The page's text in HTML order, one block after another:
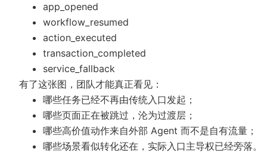
app_opened
workflow_resumed
action_executed
transaction_completed
service_fallback
有了这张图，团队才能真正看见：
哪些任务已经不再由传统入口发起；
哪些页面正在被跳过，沦为过渡层；
哪些高价值动作来自外部 Agent 而不是自有流量；
哪些场景看似转化还在，实际入口主导权已经旁落。